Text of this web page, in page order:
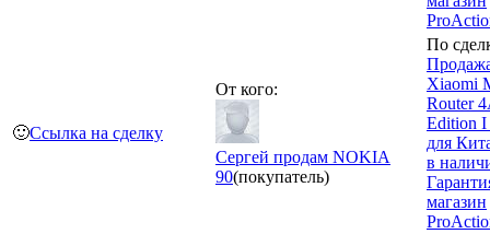
🙂Ссылка на сделку
От кого:
Сергей продам NOKIA
90(покупатель)
По
Xiaomi
Router
Edition I
для
в
магазин